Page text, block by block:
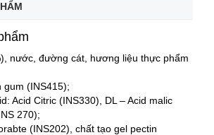
nước, đường cát, hương liệu thực phẩm
gum (INS415);
Acid Citric (INS330), DL – Acid malic
270);
(INS202), chất tạo gel pectin